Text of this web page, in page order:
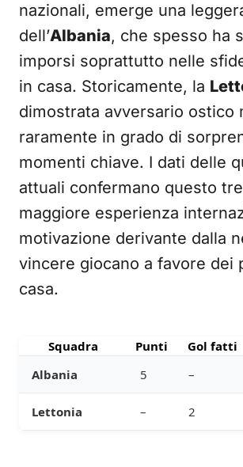
nazionali, emerge una
dell’Albania, che spesso ha
imporsi soprattutto nelle
in casa. Storicamente, la
dimostrata avversario ostico
raramente in grado di
momenti chiave. I dati delle
attuali confermano questo
maggiore esperienza
motivazione derivante dalla
vincere giocano a favore dei
casa.
Squadra Punti Gol fatti
Albania
5 –
Lettonia – 2